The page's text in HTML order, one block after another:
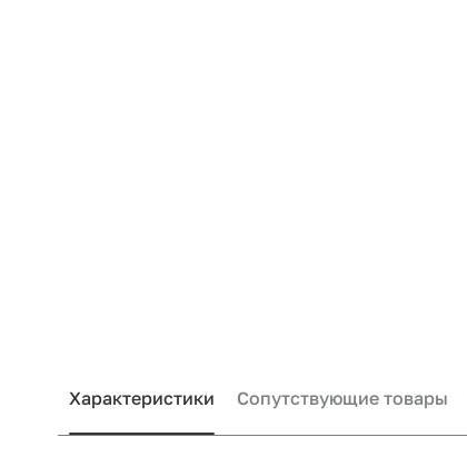
Характеристики Сопутствующие товары